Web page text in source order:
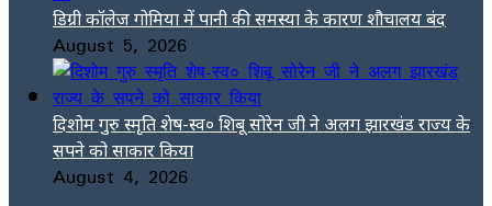
डिग्री कॉलेज गोमिया में पानी की समस्या के कारण शौचालय बंद
August 5, 2026
दिशोम गुरु स्मृति शेष-स्व० शिबू सोरेन जी ने अलग झारखंड राज्य के
सपने को साकार किया
August 4, 2026